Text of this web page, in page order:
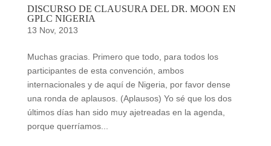
DISCURSO DE CLAUSURA DEL DR. MOON EN
GPLC NIGERIA
13 Nov, 2013
Muchas gracias. Primero que todo, para todos los
participantes de esta convención, ambos
internacionales y de aquí de Nigeria, por favor dense
una ronda de aplausos. (Aplausos) Yo sé que los dos
últimos días han sido muy ajetreadas en la agenda,
porque querríamos...